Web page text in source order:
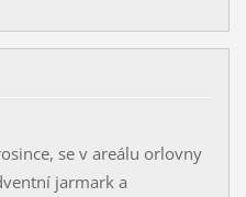
se v areálu orlovny
jarmark a